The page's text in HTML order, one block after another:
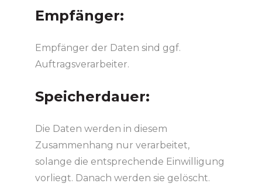
Empfänger:
Empfänger der Daten sind ggf.
Auftragsverarbeiter.
Speicherdauer:
Die Daten werden in diesem
Zusammenhang nur verarbeitet,
solange die entsprechende Einwilligung
vorliegt. Danach werden sie gelöscht.